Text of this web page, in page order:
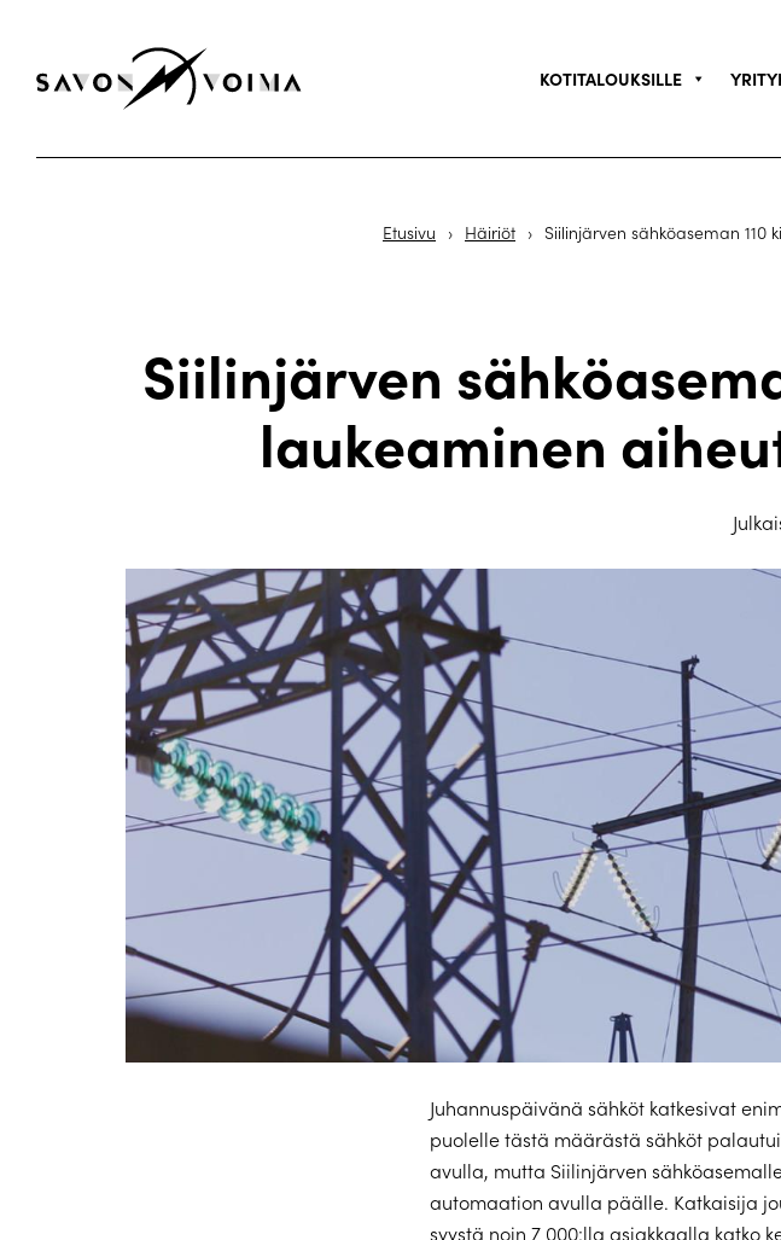
KOTITALOUKSILLE
Etusivu › Häiriöt › Siilinjärven sähköaseman 110
Siilinjärven
laukeaminen
Juhannuspäivänä sähköt katkesivat
puolelle tästä määrästä sähköt
avulla, mutta Siilinjärven
automaation avulla päälle. Katkaisija
syystä noin 7 000:lla asiakkaalla katko